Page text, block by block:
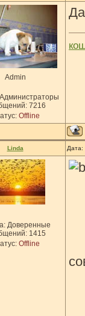
Admin
7216
Offline
Linda
Доверенные
1415
Offline